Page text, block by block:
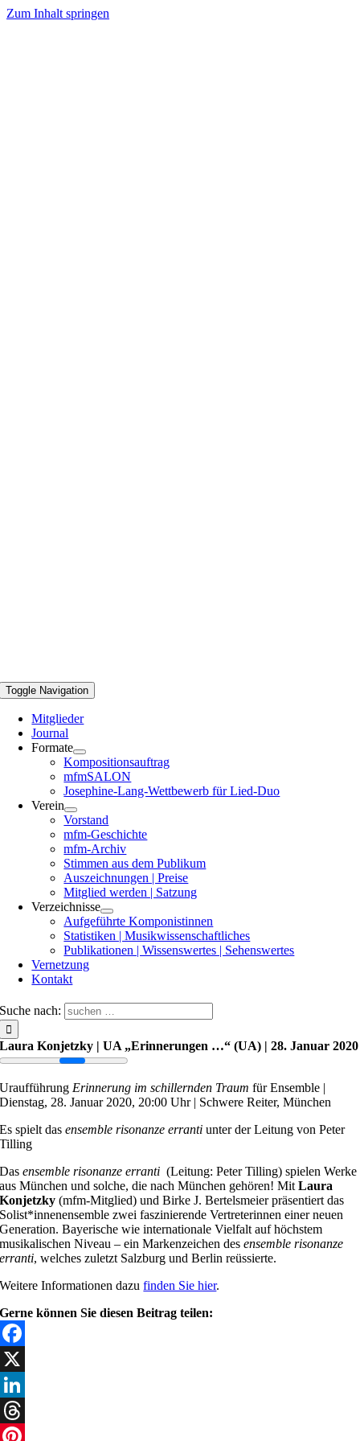
Zum Inhalt springen
Toggle Navigation
Mitglieder
Journal
Formate
Kompositionsauftrag
mfmSALON
Josephine-Lang-Wettbewerb für Lied-Duo
Verein
Vorstand
mfm-Geschichte
mfm-Archiv
Stimmen aus dem Publikum
Auszeichnungen | Preise
Mitglied werden | Satzung
Verzeichnisse
Aufgeführte Komponistinnen
Statistiken | Musikwissenschaftliches
Publikationen | Wissenswertes | Sehenswertes
Vernetzung
Kontakt
Suche nach:
Laura Konjetzky | UA „Erinnerungen …“ (UA) | 28. Januar 2020
Uraufführung Erinnerung im schillernden Traum für Ensemble |
Dienstag, 28. Januar 2020, 20:00 Uhr | Schwere Reiter, München
Es spielt dasensemble risonanze erranti unter der Leitung von Peter
Tilling
Dasensemble risonanze erranti (Leitung: Peter Tilling) spielen Werke
aus München und solche, die nach München gehören! MitLaura
Konjetzky (mfm-Mitglied) und Birke J. Bertelsmeier präsentiert das
Solist*innenensemble zwei faszinierende Vertreterinnen einer neuen
Generation. Bayerische wie internationale Vielfalt auf höchstem
musikalischen Niveau – ein Markenzeichen desensemble risonanze
erranti, welches zuletzt Salzburg und Berlin reüssierte.
Weitere Informationen dazufinden Sie hier.
Gerne können Sie diesen Beitrag teilen:
Facebook
X
LinkedIn
Threads